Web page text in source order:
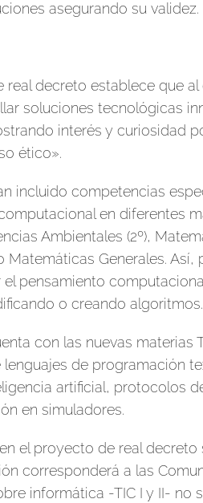
asegurando su validez.
real decreto establece que
soluciones tecnológicas
interés y curiosidad
ético».
incluido competencias
en diferentes
Ambientales (2º),
Matemáticas Generales.
el pensamiento
o creando algoritmos.
con las nuevas materias
lenguajes de programación
artificial, protocolos
en simuladores.
el proyecto de real
corresponderá a las
informática -TIC I y II- no